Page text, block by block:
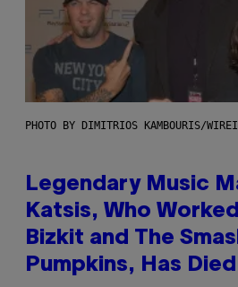
PHOTO BY DIMITRIOS KAMBOURIS/
Legendary Music
Katsis, Who
Bizkit and The
Pumpkins, Has Died